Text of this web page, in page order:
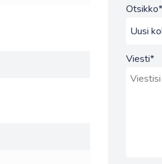
Otsikko*
Viesti*